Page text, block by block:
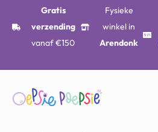
Gratis
verzending
vanaf €150
Fysieke
winkel in
Arendonk